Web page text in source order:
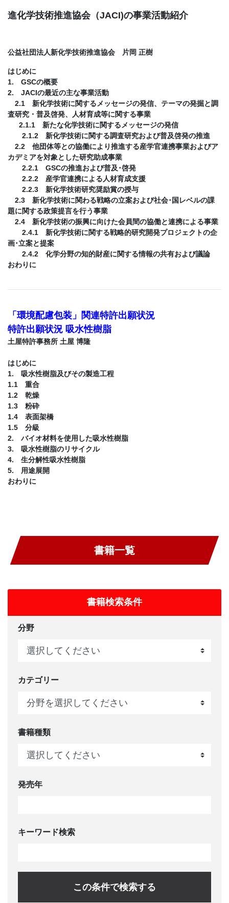
進化学技術推進協会（JACI)の事業活動紹介
公益社団法人新化学技術推進協会 片岡 正樹
はじめに
1. GSCの概要
2. JACIの最近の主な事業活動
2.1 新化学技術に関するメッセージの発信、テーマの発掘と調
査研究・普及啓発、人材育成等に関する事業
2.1.1 新たな化学技術に関するメッセージの発信
2.1.2 新化学技術に関する調査研究および普及啓発の推進
2.2 他団体等との協働により推進する産学官連携事業およびア
カデミアを対象とした研究助成事業
2.2.1 GSCの推進および普及･啓発
2.2.2 産学官連携による人材育成支援
2.2.3 新化学技術研究奨励賞の授与
2.3 新化学技術に関わる戦略の立案および社会･国レベルの課
題に関する政策提言を行う事業
2.4 新化学技術の振興に向けた会員間の協働と連携による事業
2.4.1 新化学技術に関する戦略的研究開発プロジェクトの企
画･立案と提案
2.4.2 化学分野の知的財産に関する情報の共有および議論
おわりに
「環境配慮包装」関連特許出願状況
特許出願状況 吸水性樹脂
土屋特許事務所 土屋 博隆
はじめに
1. 吸水性樹脂及びその製造工程
1.1 重合
1.2 乾燥
1.3 粉砕
1.4 表面架橋
1.5 分級
2. バイオ材料を使用した吸水性樹脂
3. 吸水性樹脂のリサイクル
4. 生分解性吸水性樹脂
5. 用途展開
おわりに
書籍一覧
書籍検索条件
分野
カテゴリー
書籍種類
発売年
キーワード検索
この条件で検索する